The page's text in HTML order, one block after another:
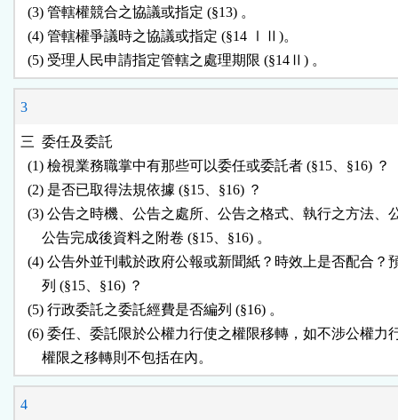
  (3) 管轄權競合之協議或指定 (§13) 。
  (4) 管轄權爭議時之協議或指定 (§14 ⅠⅡ)。
3
三  委任及委託
  (1) 檢視業務職掌中有那些可以委任或委託者 (§15、§16) ？
  (2) 是否已取得法規依據 (§15、§16) ？
(3) 公告之時機、公告之處所、公告之格式、執行之方法、
      公告完成後資料之附卷 (§15、§16) 。
(4) 公告外並刊載於政府公報或新聞紙？時效上是否配合？
      列 (§15、§16) ？
  (5) 行政委託之委託經費是否編列 (§16) 。
(6) 委任、委託限於公權力行使之權限移轉，如不涉公權力
4